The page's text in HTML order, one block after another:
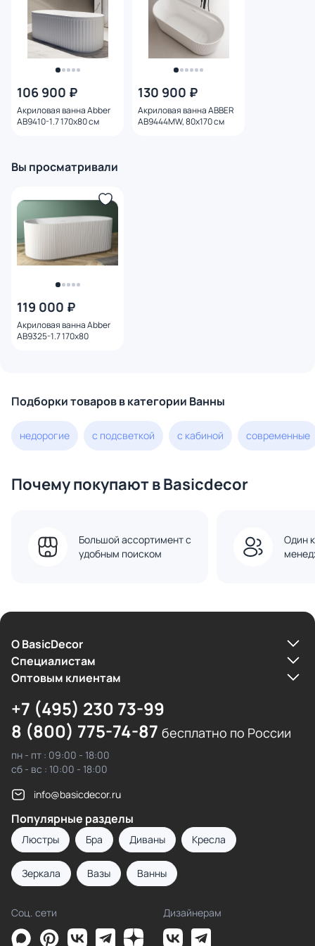
106 900 ₽
Акриловая ванна Abber
AB9410-1.7 170х80 см
130 900 ₽
Акриловая ванна ABBER
AB9444MW, 80x170 см
Вы просматривали
119 000 ₽
Акриловая ванна Abber
AB9325-1.7 170x80
Подборки товаров в категории Ванны
недорогие с подсветкой с кабиной современные
Почему покупают в Basicdecor
Большой ассортимент с
удобным поиском
Один
О BasicDecor
Cпециалистам
Оптовым клиентам
+7 (495) 230 73-99
8 (800) 775-74-87 бесплатно по России
пн - пт : 09:00 - 18:00
сб - вс : 10:00 - 18:00
info@basicdecor.ru
Популярные разделы
Люстры Бра Диваны Кресла
Зеркала Вазы Ванны
Соц. сети Дизайнерам